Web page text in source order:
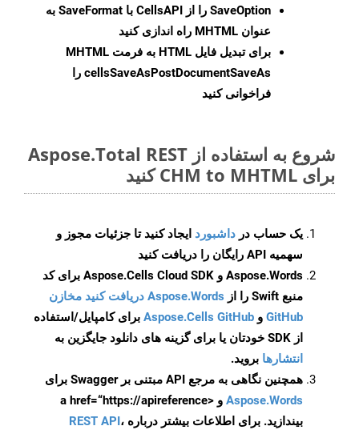
SaveOption
را از CellsAPI با SaveFormat به
عنوان MHTML راه اندازی کنید
برای تبدیل فایل HTML به فرمت
MHTML
cellsSaveAsPostDocumentSaveAs را
فراخوانی کنید
شروع به استفاده از Aspose.Total REST
برای CHM to MHTML کنید
یک حساب در داشبورد ایجاد کنید تا جزئیات مجوز و
سهمیه API رایگان را دریافت کنید
Aspose.Words و Aspose.Cells Cloud SDK برای کد
منبع Swift را از
Aspose.Words دریافت کنید مخازن
GitHub و Aspose.Cells GitHub برای کامپایل/استفاده
از SDK خودتان یا برای گزینه های دانلود جایگزین به
انتشارها بروید.
همچنین نگاهی به مرجع API مبتنی بر Swagger برای
Aspose.Words
و <a href=“https://apireference
بیندازید. برای اطلاعات بیشتر درباره REST API،